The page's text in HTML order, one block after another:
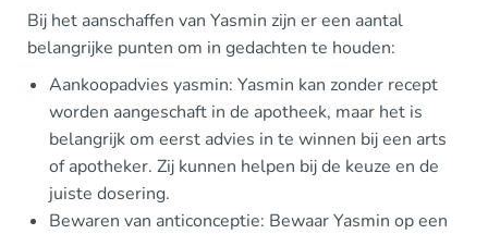
Bij het aanschaffen van Yasmin zijn er een aantal
belangrijke punten om in gedachten te houden:
Aankoopadvies yasmin: Yasmin kan zonder recept
worden aangeschaft in de apotheek, maar het is
belangrijk om eerst advies in te winnen bij een arts
of apotheker. Zij kunnen helpen bij de keuze en de
juiste dosering.
Bewaren van anticonceptie: Bewaar Yasmin op een